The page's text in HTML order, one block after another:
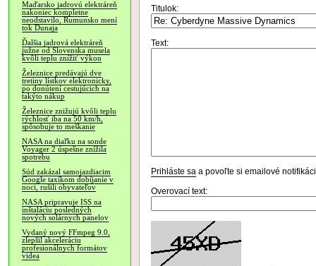
Maďarsko jadrovú elektráreň
nakoniec kompletne
neodstavilo, Rumunsko mení
tok Dunaja
Ďalšia jadrová elektráreň
južne od Slovenska musela
kvôli teplu znížiť výkon
Železnice predávajú dve
tretiny lístkov elektronicky,
po donútení cestujúcich na
takýto nákup
Železnice znižujú kvôli teplu
rýchlosť iba na 50 km/h,
spôsobuje to meškanie
NASA na diaľku na sonde
Voyager 2 úspešne znížila
spotrebu
Súd zakázal samojazdiacim
Google taxíkom dobíjanie v
noci, rušili obyvateľov
NASA pripravuje ISS na
inštaláciu posledných
nových solárnych panelov
Vydaný nový FFmpeg 9.0,
zlepšil akceleráciu
profesionálnych formátov
videa
Titulok:
Text:
Prihláste sa a povoľte si emailové
Overovací text: